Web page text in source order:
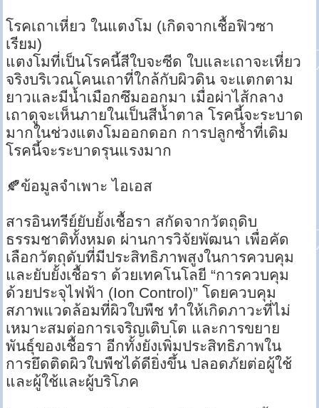
โรคเถาเหี่ยว ในแตงโม (เกิดจากเชื้อฟิวซา
เรียม)
แตงโมที่เป็นโรคนี้สีใบจะซีด ใบและเถาจะเหี่ยว
จริงบริเวณโคนเถาที่ใกล้กับผิวดิน จะแตกตาม
ยาวและมีน้ำเมือกซึมออกมา เมื่อผ่าไส้กลาง
เถาดูจะเห็นภายในเป็นสีน้ำตาล โรคนี้จะระบาด
มากในช่วงแตงโมออกดอก การปลูกซ้ำที่เดิม
โรคนี้จะระบาดรุนแรงมาก
🍂ข้อมูลจำเพาะ ไอเอส
สารอินทรีย์ยับยั้งเชื้อรา สกัดจากวัตถุดิบ
ธรรมชาติทั้งหมด ผ่านการวิจัยพัฒนา เพื่อคัด
เลือกวัตถุดับที่มีประสิทธิภาพสูงในการควบคุม
และยับยั้งเชื้อรา ด้วยเทคโนโลยี “การควบคุม
ด้วยประจุไฟฟ้า (Ion Control)” โดยควบคุม
สภาพแวดล้อมที่ผิวใบพืช ทำให้เกิดภาวะที่ไม่
เหมาะสมต่อการเจริญเติบโต และการขยาย
พันธุ์ของเชื้อรา อีกทั้งยังเพิ่มประสิทธิภาพใน
การยึดติดผิวใบพืชได้ดียิ่งขึ้น ปลอดภัยต่อผู้ใช้
และผู้ใช้และผู้บริโภค